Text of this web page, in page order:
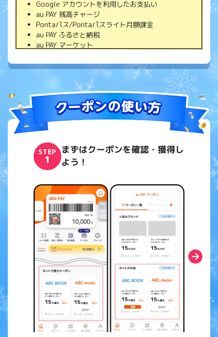
Google アカウントを利用したお支払い
au PAY 残高チャージ
Pontaパス/Pontaパスライト月額課金
au PAY ふるさと納税
au PAY マーケット
auブックパス
au PAY toto(定期購入含む)
au自転車サポート
auナビウォーク
au助手席ナビ
auカーナビ
安心ナビ
auニュースEX
auオンラインショップ
UQオンラインショップ
Music Store
TELASA/TELASAライブ配信
auライブストリーミング
αU live
KKBOX
auわんにゃんサポートWEB
Apple Music
Apple One
YouTube Premium
Google One
キボウのカケハシ
トッピング（データ）
データチャージ
データプレゼント
Chikemoo
STEP
1
まずはクーポンを確認・獲得し
よう！